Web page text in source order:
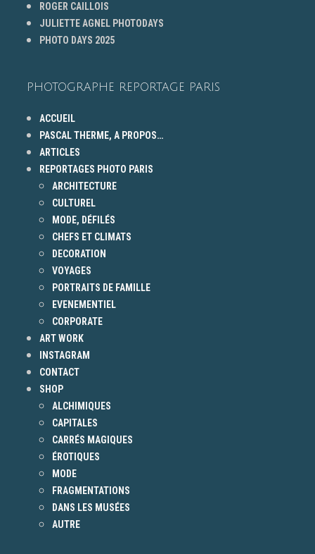
ROGER CAILLOIS
JULIETTE AGNEL PHOTODAYS
PHOTO DAYS 2025
PHOTOGRAPHE REPORTAGE PARIS
ACCUEIL
PASCAL THERME, A PROPOS…
ARTICLES
REPORTAGES PHOTO PARIS
ARCHITECTURE
CULTUREL
MODE, DÉFILÉS
CHEFS ET CLIMATS
DECORATION
VOYAGES
PORTRAITS DE FAMILLE
EVENEMENTIEL
CORPORATE
ART WORK
INSTAGRAM
CONTACT
SHOP
ALCHIMIQUES
CAPITALES
CARRÉS MAGIQUES
ÉROTIQUES
MODE
FRAGMENTATIONS
DANS LES MUSÉES
AUTRE